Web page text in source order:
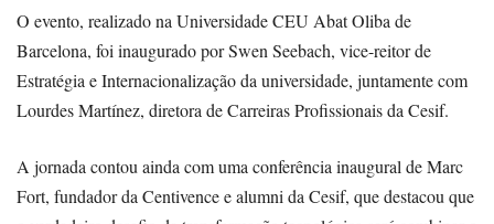
O evento, realizado na Universidade CEU Abat Oliba de
Barcelona, foi inaugurado por Swen Seebach, vice-reitor de
Estratégia e Internacionalização da universidade, juntamente com
Lourdes Martínez, diretora de Carreiras Profissionais da Cesif.
A jornada contou ainda com uma conferência inaugural de Marc
Fort, fundador da Centivence e alumni da Cesif, que destacou que